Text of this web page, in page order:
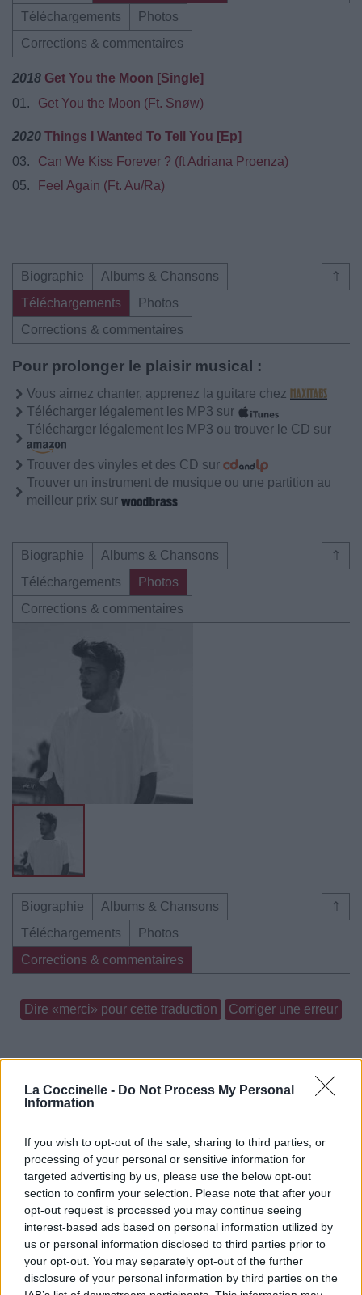
La Coccinelle - Do Not Process My Personal
Information
If you wish to opt-out of the sale, sharing to third parties, or
processing of your personal or sensitive information for
targeted advertising by us, please use the below opt-out
section to confirm your selection. Please note that after your
opt-out request is processed you may continue seeing
interest-based ads based on personal information utilized by
us or personal information disclosed to third parties prior to
your opt-out. You may separately opt-out of the further
disclosure of your personal information by third parties on the
Téléchargements
Photos
Corrections & commentaires
2018 Get You the Moon [Single]
01.
Get You the Moon (Ft. Snøw)
2020 Things I Wanted To Tell You [Ep]
03.
Can We Kiss Forever ? (ft Adriana Proenza)
05.
Feel Again (Ft. Au/Ra)
⇑
Biographie
Albums & Chansons
Téléchargements
Photos
Corrections & commentaires
Pour prolonger le plaisir musical :
Vous aimez chanter, apprenez la guitare chez
Télécharger légalement les MP3 sur
Télécharger légalement les MP3 ou trouver le CD sur
Trouver des vinyles et des CD sur
Trouver un instrument de musique ou une partition au
meilleur prix sur
⇑
Biographie
Albums & Chansons
Téléchargements
Photos
Corrections & commentaires
⇑
Biographie
Albums & Chansons
Téléchargements
Photos
Corrections & commentaires
Dire «merci» pour cette traduction Corriger une erreur